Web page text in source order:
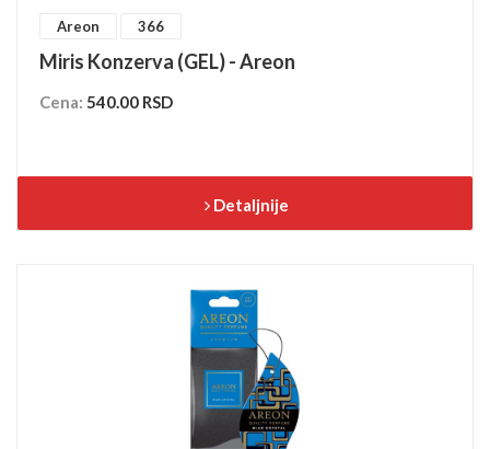
Areon 366
Miris Konzerva (GEL) - Areon
Cena: 540.00 RSD
Detaljnije